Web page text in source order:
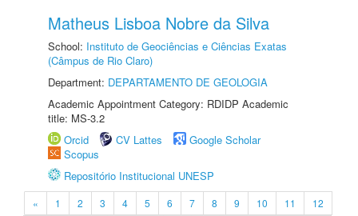
Matheus Lisboa Nobre da Silva
School: Instituto de Geociências e Ciências Exatas
(Câmpus de Rio Claro)
Department: DEPARTAMENTO DE GEOLOGIA
Academic Appointment Category: RDIDP Academic
title: MS-3.2
Orcid
CV Lattes
Google Scholar
Scopus
Repositório Institucional UNESP
« 1 2 3 4 5 6 7 8 9 10 11
12